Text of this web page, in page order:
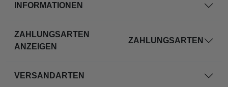
INFORMATIONEN
ZAHLUNGSARTEN
ANZEIGEN
ZAHLUNGSARTEN
VERSANDARTEN